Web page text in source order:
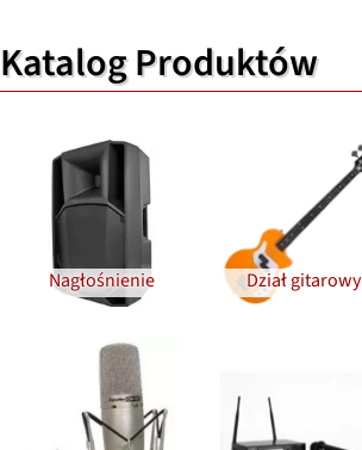
Katalog Produktów
Nagłośnienie Dział gitarowy